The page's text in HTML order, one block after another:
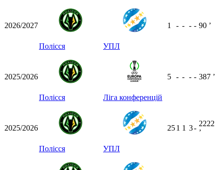
2026/2027
Полісся УПЛ
1 - - - - 90 ʼ
2025/2026
Полісся Ліга конференцій
5 - - - - 387 ʼ
2025/2026
Полісся УПЛ
251 1 3-
2222
ʼ